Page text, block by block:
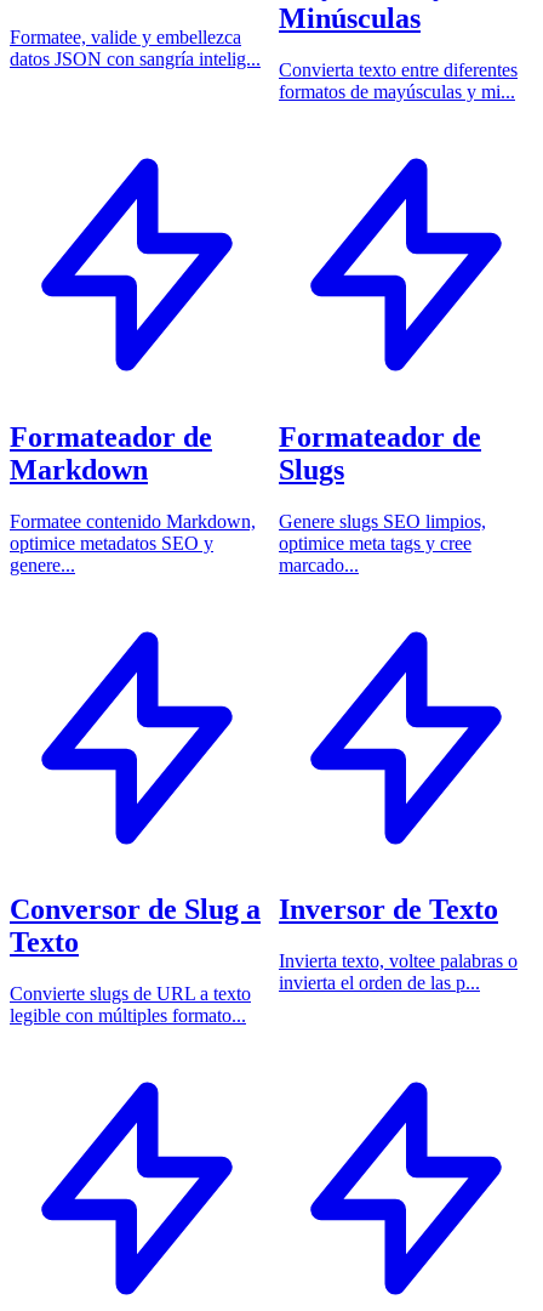
Formatee, valide y embellezca
datos JSON con sangría intelig...
Minúsculas
Convierta texto entre diferentes
formatos de mayúsculas y mi...
Formateador de
Markdown
Formatee contenido Markdown,
optimice metadatos SEO y
genere...
Formateador de
Slugs
Genere slugs SEO limpios,
optimice meta tags y cree
marcado...
Conversor de Slug a
Texto
Convierte slugs de URL a texto
legible con múltiples formato...
Inversor de Texto
Invierta texto, voltee palabras o
invierta el orden de las p...